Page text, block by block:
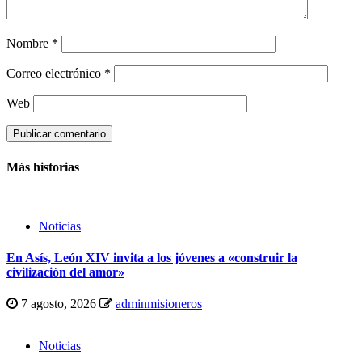
Nombre *
Correo electrónico *
Web
Más historias
Noticias
En Asís, León XIV invita a los jóvenes a «construir la
civilización del amor»
7 agosto, 2026 adminmisioneros
Noticias